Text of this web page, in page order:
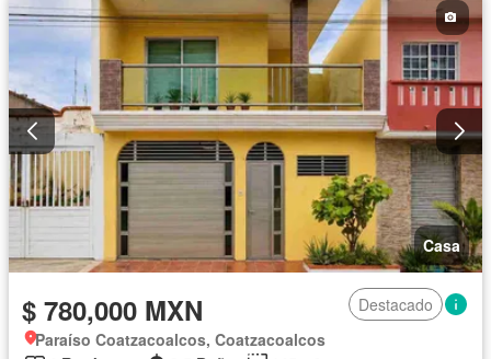
Casa
$ 780,000 MXN
Destacado
Paraíso Coatzacoalcos, Coatzacoalcos